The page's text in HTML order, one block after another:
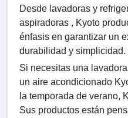
Desde lavadoras y
aspiradoras , Kyoto
énfasis en garantizar un
durabilidad y simplicidad.
Si necesitas una
un aire acondicionado
la temporada de verano,
Sus productos están